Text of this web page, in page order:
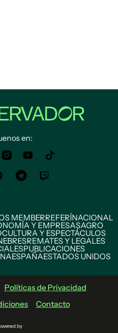
en:
MEMBERREFERÍNACIONAL
Y EMPRESASAGRO
CULTURA Y ESPECTÁCULOS
REMATES Y LEGALES
PUBLICACIONES
ESPAÑAESTADOS UNIDOS
Políticas de Privacidad
Contacto